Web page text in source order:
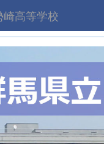
高等学校